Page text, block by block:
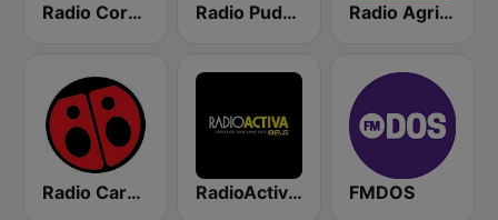
Radio Corazón FM Radio Pudahuel Radio Agricultura
Radio Carolina RadioActiva 92.5 FMDOS